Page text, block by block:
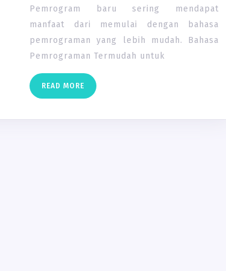
Pemrogram baru sering mendapat
manfaat dari memulai dengan bahasa
pemrograman yang lebih mudah. Bahasa
Pemrograman Termudah untuk
READ MORE READ
MORE